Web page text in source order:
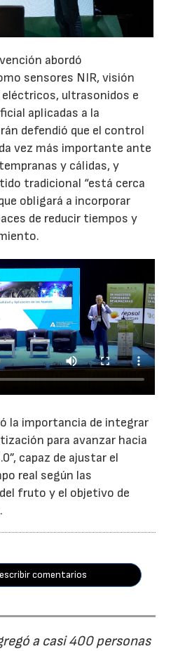
abordó
sensores NIR, visión
ultrasonidos e
aplicadas a la
defendió que el control
vez más importante ante
y cálidas, y
tradicional “está cerca
obligará a incorporar
de reducir tiempos y
la importancia de integrar
para avanzar hacia
capaz de ajustar el
real según las
fruto y el objetivo de
comentarios
a casi 400 personas